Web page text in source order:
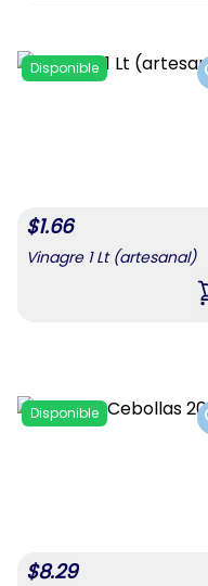
Disponible
$1.66
Vinagre 1 Lt (artesanal)
Disponible
$8.29